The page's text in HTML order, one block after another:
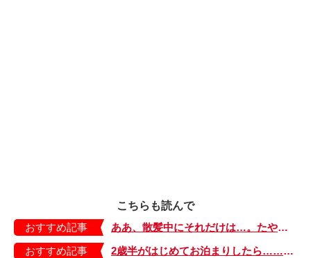
こちらも読んで
おすすめ記事
ああ、散髪中にそれだけは…。たやちゃんのやりたかったこと【今日のたやちゃん・25】
おすすめ記事
2歳半がはじめてお泊まりしたら……。母ノココロ、娘知ラズ。【オヤコポンチ・７】